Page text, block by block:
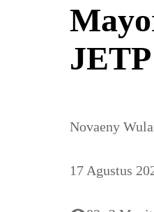
Novaeny
17 Agustus